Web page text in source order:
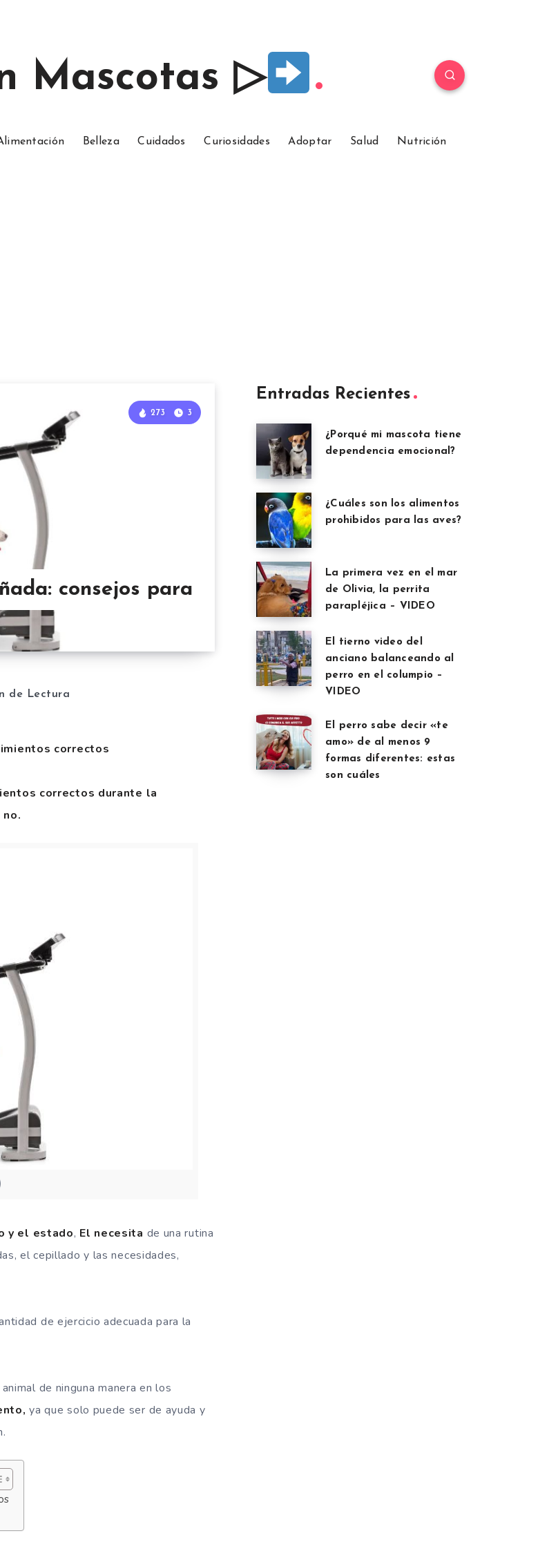
Mascotas ▷
Belleza Cuidados Curiosidades Adoptar Salud Nutrición
consejos para
273 3
de Lectura
correctos
correctos durante la
y el estado, El necesita de una rutina
el cepillado y las necesidades,
de ejercicio adecuada para la
de ninguna manera en los
ya que solo puede ser de ayuda y
Entradas Recientes
¿Porqué mi mascota tiene
dependencia emocional?
¿Cuáles son los alimentos
prohibidos para las aves?
La primera vez en el mar
de Olivia, la perrita
parapléjica – VIDEO
El tierno video del
anciano balanceando al
perro en el columpio –
VIDEO
El perro sabe decir «te
amo» de al menos 9
formas diferentes: estas
son cuáles